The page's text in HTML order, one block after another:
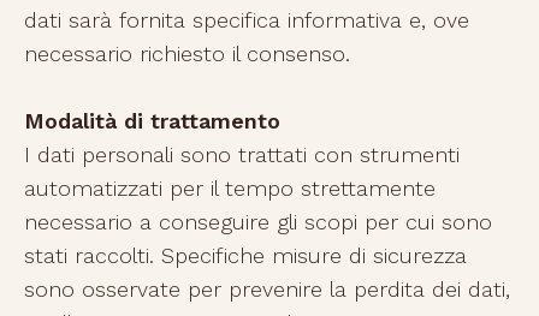
dati sarà fornita specifica informativa e, ove
necessario richiesto il consenso.
Modalità di trattamento
I dati personali sono trattati con strumenti
automatizzati per il tempo strettamente
necessario a conseguire gli scopi per cui sono
stati raccolti. Specifiche misure di sicurezza
sono osservate per prevenire la perdita dei dati,